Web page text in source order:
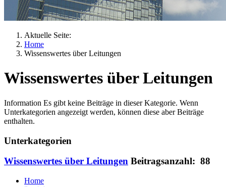
Aktuelle Seite:
Home
Wissenswertes über Leitungen
Wissenswertes über Leitungen
Information Es gibt keine Beiträge in dieser Kategorie. Wenn
Unterkategorien angezeigt werden, können diese aber Beiträge
enthalten.
Unterkategorien
Wissenswertes über Leitungen Beitragsanzahl: 88
Home